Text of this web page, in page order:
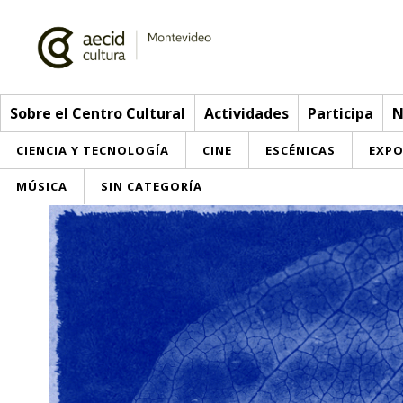
Sobre el Centro Cultural Actividades Participa
CIENCIA Y TECNOLOGÍA CINE ESCÉNICAS
MÚSICA SIN CATEGORÍA
Sobre el Centro Cultural
Red AECID
Equipo
Instalaciones
Visítanos
Actividades
> Go to Actividades
This week
Inscriptions
Participa
Envíanos tu propuesta
Buzón de sugerencias
Noticias
Convocatorias